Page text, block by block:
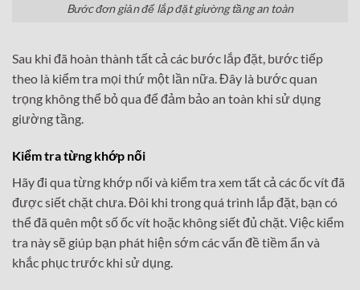
Bước đơn giản để lắp đặt giường tầng an toàn
Sau khi đã hoàn thành tất cả các bước lắp đặt, bước tiếp
theo là kiểm tra mọi thứ một lần nữa. Đây là bước quan
trọng không thể bỏ qua để đảm bảo an toàn khi sử dụng
giường tầng.
Kiểm tra từng khớp nối
Hãy đi qua từng khớp nối và kiểm tra xem tất cả các ốc vít đã
được siết chặt chưa. Đôi khi trong quá trình lắp đặt, bạn có
thể đã quên một số ốc vít hoặc không siết đủ chặt. Việc kiểm
tra này sẽ giúp bạn phát hiện sớm các vấn đề tiềm ẩn và
khắc phục trước khi sử dụng.